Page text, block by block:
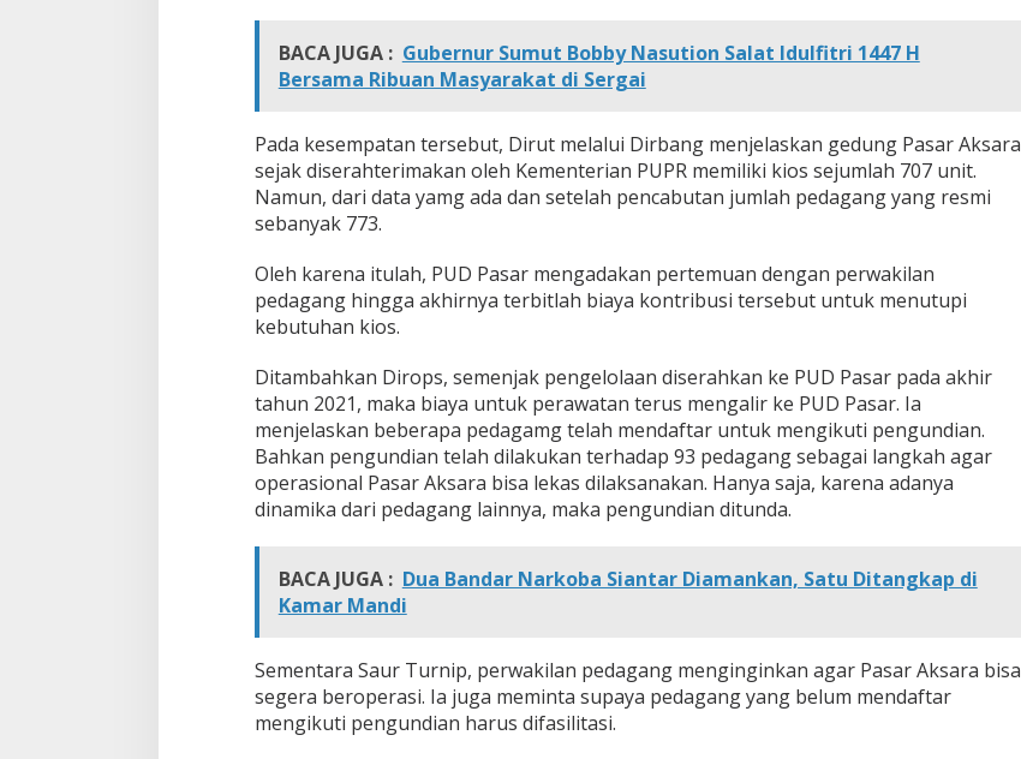
s
e
n
BACA JUGA : Gubernur Sumut Bobby Nasution Salat Idulfitri 1447 H
Bersama Ribuan Masyarakat di Sergai
Pada kesempatan tersebut, Dirut melalui Dirbang menjelaskan gedung Pasar Aksara
sejak diserahterimakan oleh Kementerian PUPR memiliki kios sejumlah 707 unit.
Namun, dari data yamg ada dan setelah pencabutan jumlah pedagang yang resmi
sebanyak 773.
Oleh karena itulah, PUD Pasar mengadakan pertemuan dengan perwakilan
pedagang hingga akhirnya terbitlah biaya kontribusi tersebut untuk menutupi
kebutuhan kios.
Ditambahkan Dirops, semenjak pengelolaan diserahkan ke PUD Pasar pada akhir
tahun 2021, maka biaya untuk perawatan terus mengalir ke PUD Pasar. Ia
menjelaskan beberapa pedagamg telah mendaftar untuk mengikuti pengundian.
Bahkan pengundian telah dilakukan terhadap 93 pedagang sebagai langkah agar
operasional Pasar Aksara bisa lekas dilaksanakan. Hanya saja, karena adanya
dinamika dari pedagang lainnya, maka pengundian ditunda.
BACA JUGA : Dua Bandar Narkoba Siantar Diamankan, Satu Ditangkap di
Kamar Mandi
Sementara Saur Turnip, perwakilan pedagang menginginkan agar Pasar Aksara bisa
segera beroperasi. Ia juga meminta supaya pedagang yang belum mendaftar
mengikuti pengundian harus difasilitasi.